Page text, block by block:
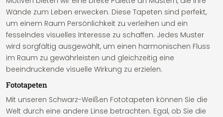
Wände zum Leben erwecken. Diese Tapeten sind perfekt,
um einem Raum Persönlichkeit zu verleihen und ein
fesselndes visuelles Interesse zu schaffen. Jedes Muster
wird sorgfältig ausgewählt, um einen harmonischen Fluss
im Raum zu gewährleisten und gleichzeitig eine
beeindruckende visuelle Wirkung zu erzielen.
Fototapeten
Mit unseren Schwarz-Weißen Fototapeten können Sie die
Welt durch eine andere Linse betrachten. Egal, ob Sie die